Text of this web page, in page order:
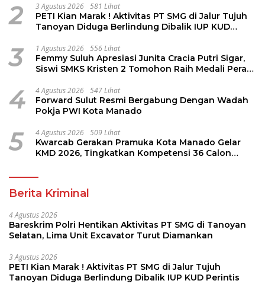
2 3 Agustus 2026 581 Lihat
PETI Kian Marak ! Aktivitas PT SMG di Jalur Tujuh
Tanoyan Diduga Berlindung Dibalik IUP KUD
3 1 Agustus 2026 556 Lihat
Femmy Suluh Apresiasi Junita Cracia Putri Sigar,
Siswi SMKS Kristen 2 Tomohon Raih Medali Perak
4 4 Agustus 2026 547 Lihat
Forward Sulut Resmi Bergabung Dengan Wadah
Pokja PWI Kota Manado
5 4 Agustus 2026 509 Lihat
Kwarcab Gerakan Pramuka Kota Manado Gelar
KMD 2026, Tingkatkan Kompetensi 36 Calon
Berita Kriminal
4 Agustus 2026
Bareskrim Polri Hentikan Aktivitas PT SMG di Tanoyan
Selatan, Lima Unit Excavator Turut Diamankan
3 Agustus 2026
PETI Kian Marak ! Aktivitas PT SMG di Jalur Tujuh
Tanoyan Diduga Berlindung Dibalik IUP KUD Perintis